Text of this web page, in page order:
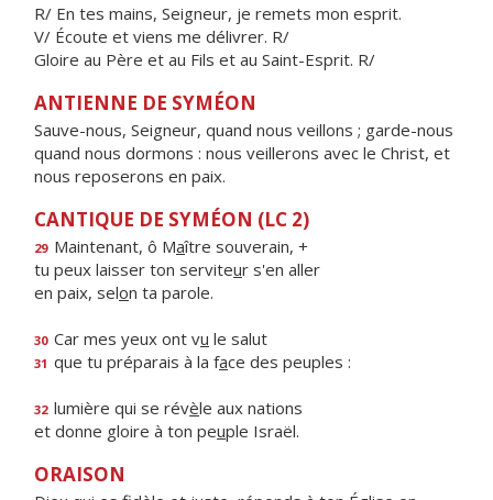
R/ En tes mains, Seigneur, je remets mon esprit.
V/ Écoute et viens me délivrer. R/
Gloire au Père et au Fils et au Saint-Esprit. R/
ANTIENNE DE SYMÉON
Sauve-nous, Seigneur, quand nous veillons ; garde-nous
quand nous dormons : nous veillerons avec le Christ, et
nous reposerons en paix.
CANTIQUE DE SYMÉON (LC 2)
29 Maintenant, ô Maître souverain, +
tu peux laisser ton serviteur s'en aller
en paix, selon ta parole.
30 Car mes yeux ont vu le salut
31 que tu préparais à la face des peuples :
32 lumière qui se révèle aux nations
et donne gloire à ton peuple Israël.
ORAISON